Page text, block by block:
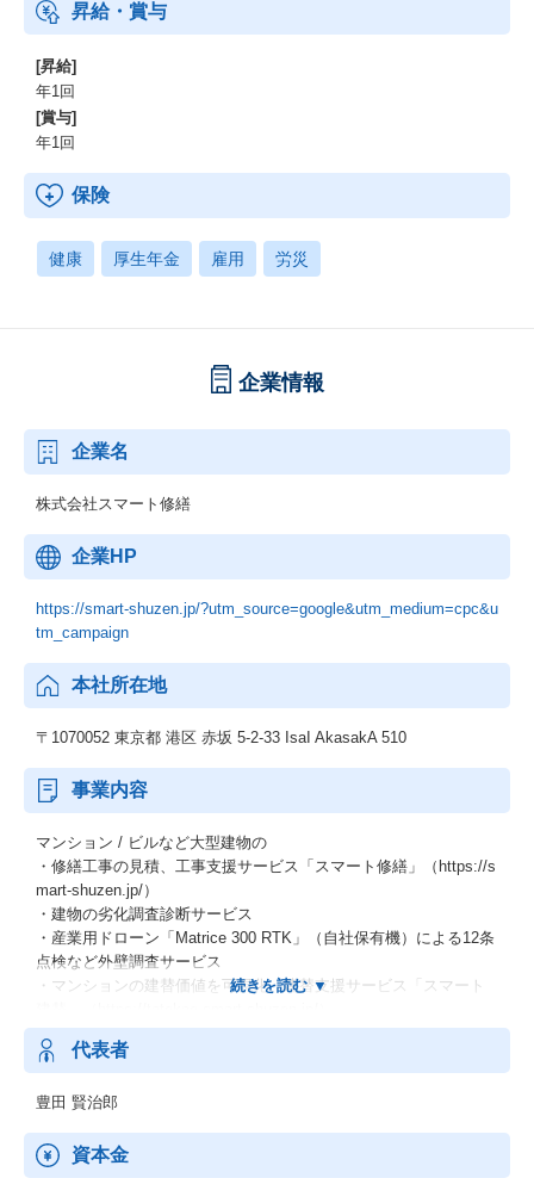
昇給・賞与
[昇給]
年1回
[賞与]
年1回
保険
健康 厚生年金 雇用 労災
企業情報
企業名
株式会社スマート修繕
企業HP
https://smart-shuzen.jp/?utm_source=google&utm_medium=cpc&u
tm_campaign
本社所在地
〒1070052 東京都 港区 赤坂 5-2-33 IsaI AkasakA 510
事業内容
マンション / ビルなど大型建物の
・修繕工事の見積、工事支援サービス「スマート修繕」（https://s
mart-shuzen.jp/）
・建物の劣化調査診断サービス
・産業用ドローン「Matrice 300 RTK」（自社保有機）による12条
点検など外壁調査サービス
・マンションの建替価値を可視化、建替支援サービス「スマート
代表者
豊田 賢治郎
資本金